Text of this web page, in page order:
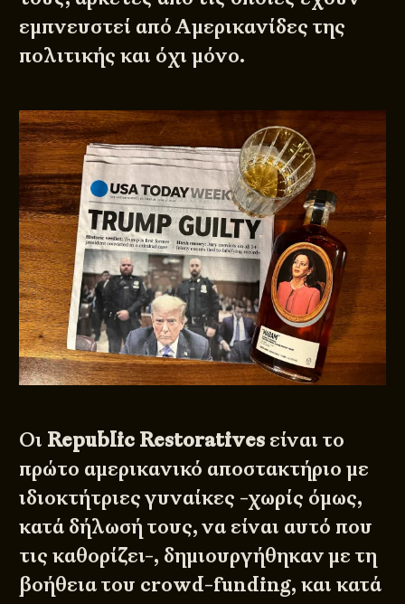
εμπνευστεί από Αμερικανίδες της
πολιτικής και όχι μόνο.
Οι Republic Restoratives είναι το
πρώτο αμερικανικό αποστακτήριο με
ιδιοκτήτριες γυναίκες -χωρίς όμως,
κατά δήλωσή τους, να είναι αυτό που
τις καθορίζει-, δημιουργήθηκαν με τη
βοήθεια του crowd-funding, και κατά